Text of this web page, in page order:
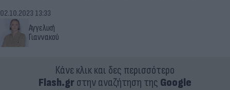
Αγγελική
Γιαννακού
02.10.2023 13:33
Κάνε κλικ και δες περισσότερο
Flash.grστην αναζήτηση της Google